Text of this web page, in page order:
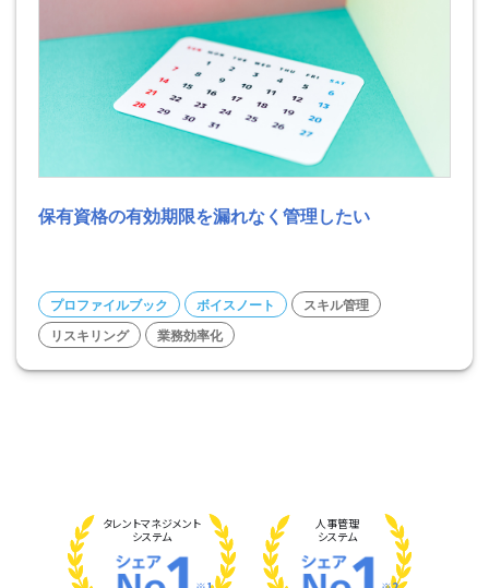
保有資格の有効期限を漏れなく管理したい
プロファイルブック ボイスノート
スキル管理
リスキリング
業務効率化
タレントマネジメント
システム
人事管理
システム